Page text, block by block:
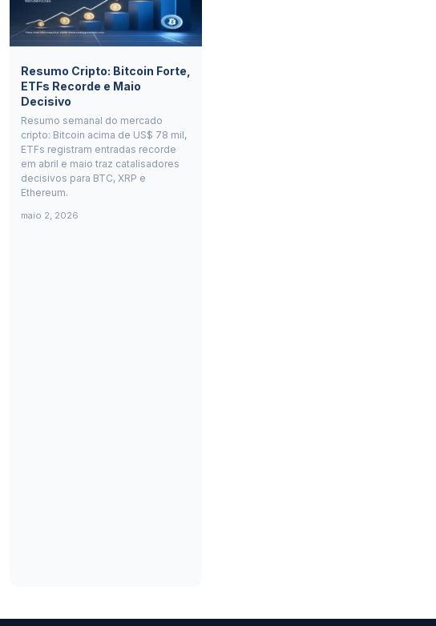
Resumo Cripto: Bitcoin Forte,
ETFs Recorde e Maio
Decisivo
Resumo semanal do mercado
cripto: Bitcoin acima de US$ 78 mil,
ETFs registram entradas recorde
em abril e maio traz catalisadores
decisivos para BTC, XRP e
Ethereum.
maio 2, 2026